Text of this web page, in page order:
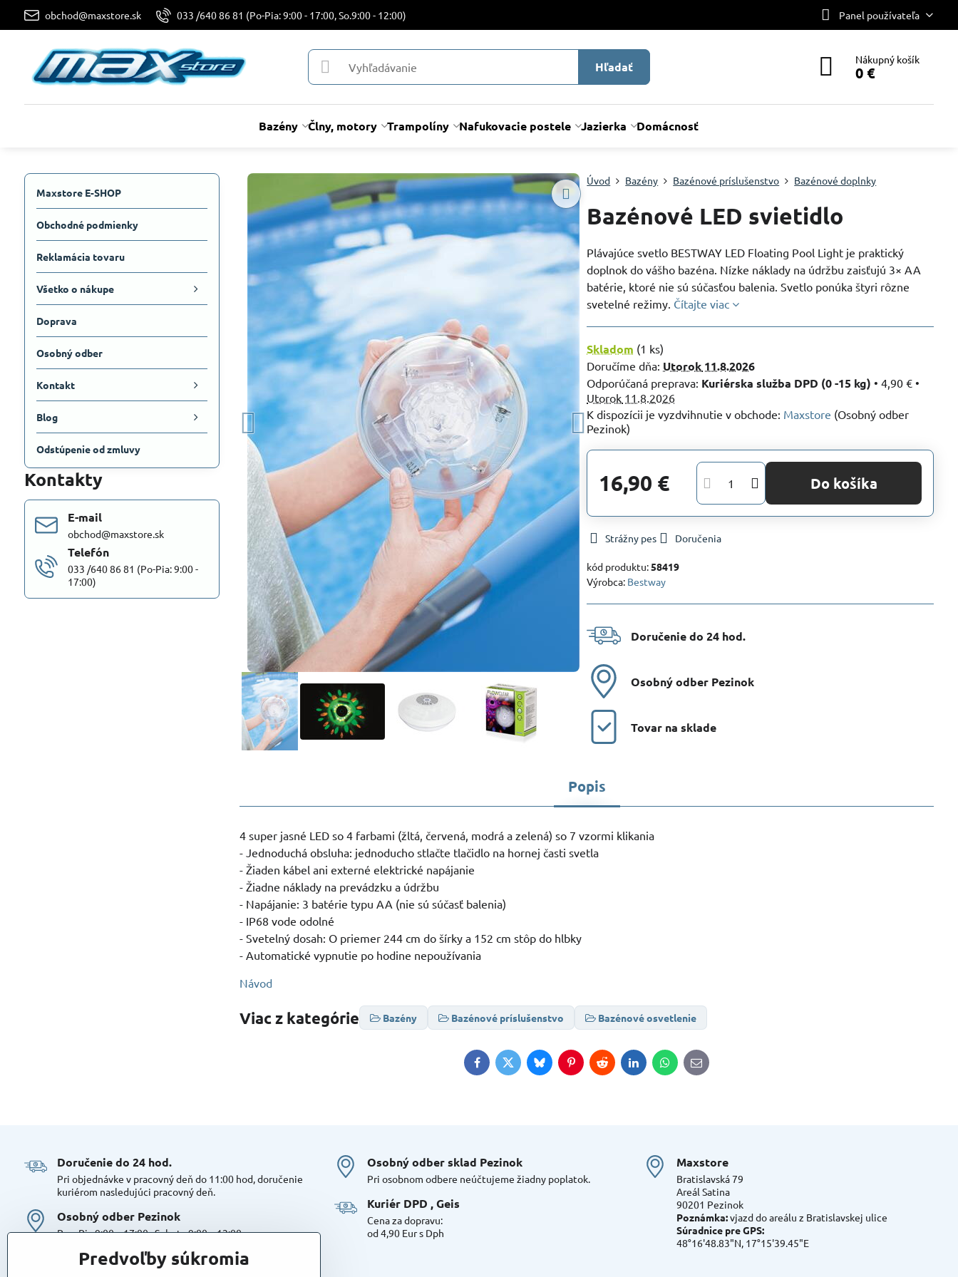
obchod@maxstore.sk 033 /640 86 81 (Po-Pia: 9:00 - 17:00, So.9:00 - 12:00) Panel používateľa
Hľadať Nákupný košík
0 €
Bazény Člny, motory Trampolíny Nafukovacie postele Jazierka Domácnosť
Úvod Bazény Bazénové príslušenstvo Bazénové doplnky
Bazénové LED svietidlo
Plávajúce svetlo BESTWAY LED Floating Pool Light je praktický
doplnok do vášho bazéna. Nízke náklady na údržbu zaisťujú 3× AA
batérie, ktoré nie sú súčasťou balenia. Svetlo ponúka štyri rôzne
svetelné režimy. Čítajte viac
Skladom (1 ks)
Doručíme dňa: Utorok 11.8.2026
Kuriérska služba DPD (0 -15 kg) •4,90 € •
Utorok 11.8.2026
Maxstore (Osobný odber
Pezinok)
16,90 € Do košíka
Strážny pes Doručenia
kód produktu:58419
Výrobca: Bestway
Doručenie do 24 hod​.
Osobný odber Pezinok
Tovar na sklade
Popis
4 super jasné LED so 4 farbami (žltá, červená, modrá a zelená) so 7 vzormi klikania
- Jednoduchá obsluha: jednoducho stlačte tlačidlo na hornej časti svetla
- Žiaden kábel ani externé elektrické napájanie
- Žiadne náklady na prevádzku a údržbu
- Napájanie: 3 batérie typu AA (nie sú súčasť balenia)
- IP68 vode odolné
- Svetelný dosah: O priemer 244 cm do šírky a 152 cm stôp do hlbky
- Automatické vypnutie po hodine nepoužívania
Návod
Viac z kategórie Bazény Bazénové príslušenstvo Bazénové osvetlenie
FacebookTwitterBlueskyPinterestRedditLinkedInWhatsApp
E-
mail
Maxstore E-SHOP
Obchodné podmienky
Reklamácia tovaru
Všetko o nákupe
Doprava
Osobný odber
Kontakt
Blog
Odstúpenie od zmluvy
Kontakty
E-mail
obchod@maxstore.sk
Telefón
033 /640 86 81 (Po-Pia: 9:00 -
17:00)
Doručenie do 24 hod​.
Pri objednávke v pracovný deň do 11:00 hod, doručenie
kuriérom nasledujúci pracovný deň.
Osobný odber Pezinok
Po – Pia 9:00 – 17:00 , Sobota 9:00 – 12:00
bezplatné parkovanie, možnosť doplniť objednávku alebo
dokúpiť tovar na mieste. Odborné poradenstvo
Osobný odber sklad Pezinok
Pri osobnom odbere neúčtujeme žiadny poplatok.
Kuriér DPD , Geis
Cena za dopravu:
od 4,90 Eur s Dph
Maxstore
Bratislavská 79
Areál Satina
90201 Pezinok
Poznámka:vjazd do areálu z Bratislavskej ulice
Súradnice pre GPS:
48°16'48.83"N, 17°15'39.45"E
Predvoľby súkromia